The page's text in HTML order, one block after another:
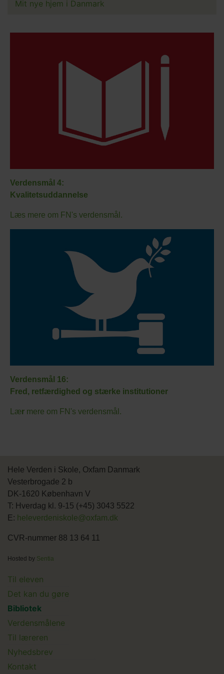
Mit nye hjem i Danmark
Verdensmål 4:
Kvalitetsuddannelse
Læs mere om FN's verdensmål.
Verdensmål 16:
Fred, retfærdighed og stærke institutioner
Lær mere om FN's verdensmål.
Hele Verden i Skole, Oxfam Danmark
Vesterbrogade 2 b
DK-1620 København V
T: Hverdag kl. 9-15 (+45) 3043 5522
E: heleverdeniskole@oxfam.dk
CVR-nummer 88 13 64 11
Hosted by Sentia
Main
menu
Til eleven
Det kan du gøre
Bibliotek
Verdensmålene
Til læreren
Main
Nyhedsbrev
Kontakt